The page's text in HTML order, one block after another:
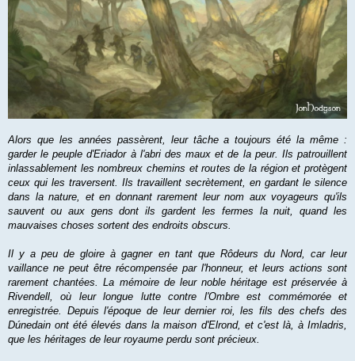
Alors que les années passèrent, leur tâche a toujours été la même :
garder le peuple d'Eriador à l'abri des maux et de la peur. Ils patrouillent
inlassablement les nombreux chemins et routes de la région et protègent
ceux qui les traversent. Ils travaillent secrètement, en gardant le silence
dans la nature, et en donnant rarement leur nom aux voyageurs qu'ils
sauvent ou aux gens dont ils gardent les fermes la nuit, quand les
mauvaises choses sortent des endroits obscurs.
Il y a peu de gloire à gagner en tant que Rôdeurs du Nord, car leur
vaillance ne peut être récompensée par l'honneur, et leurs actions sont
rarement chantées. La mémoire de leur noble héritage est préservée à
Rivendell, où leur longue lutte contre l'Ombre est commémorée et
enregistrée. Depuis l'époque de leur dernier roi, les fils des chefs des
Dúnedain ont été élevés dans la maison d'Elrond, et c'est là, à Imladris,
que les héritages de leur royaume perdu sont précieux.